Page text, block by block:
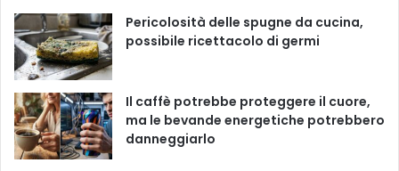
o
k
e
r
a
Pericolosità delle spugne da cucina,
possibile ricettacolo di germi
Il caffè potrebbe proteggere il cuore,
ma le bevande energetiche potrebbero
danneggiarlo